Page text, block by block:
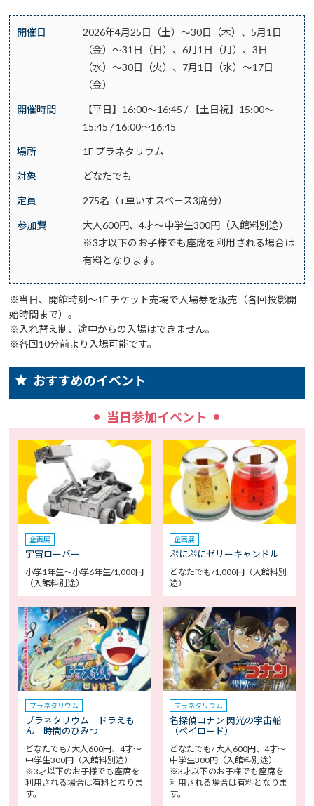
開催日
2026年4月25日（土）～30日（木）、5月1日
（金）～31日（日）、6月1日（月）、3日
（水）～30日（火）、7月1日（水）～17日
（金）
開催時間
【平日】16:00～16:45 / 【土日祝】15:00～
15:45 / 16:00～16:45
場所 1F プラネタリウム
対象 どなたでも
定員 275名（+車いすスペース3席分）
参加費
大人600円、4才～中学生300円（入館料別途）
※3才以下のお子様でも座席を利用される場合は
有料となります。
※当日、開館時刻～1F チケット売場で入場券を販売（各回投影開
始時間まで）。
※入れ替え制、途中からの入場はできません。
※各回10分前より入場可能です。
おすすめのイベント
当日参加イベント
企画展
宇宙ローバー
小学1年生～小学6年生/1,000円
（入館料別途）
企画展
ぷにぷにゼリーキャンドル
どなたでも/1,000円（入館料別
途）
プラネタリウム
プラネタリウム ドラえも
ん 時間のひみつ
どなたでも/ 大人600円、4才～
中学生300円（入館料別途）
※3才以下のお子様でも座席を
利用される場合は有料となりま
す。
プラネタリウム
名探偵コナン 閃光の宇宙船
（ペイロード）
どなたでも/ 大人600円、4才～
中学生300円（入館料別途）
※3才以下のお子様でも座席を
利用される場合は有料となりま
す。